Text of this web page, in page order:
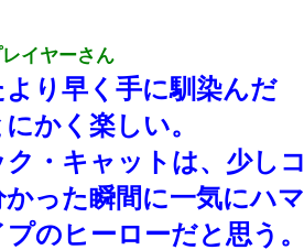
イヤーさん
より早く手に馴染んだ
にかく楽しい。
ク・キャットは、少しコ
かった瞬間に一気にハマ
のヒーローだと思う。